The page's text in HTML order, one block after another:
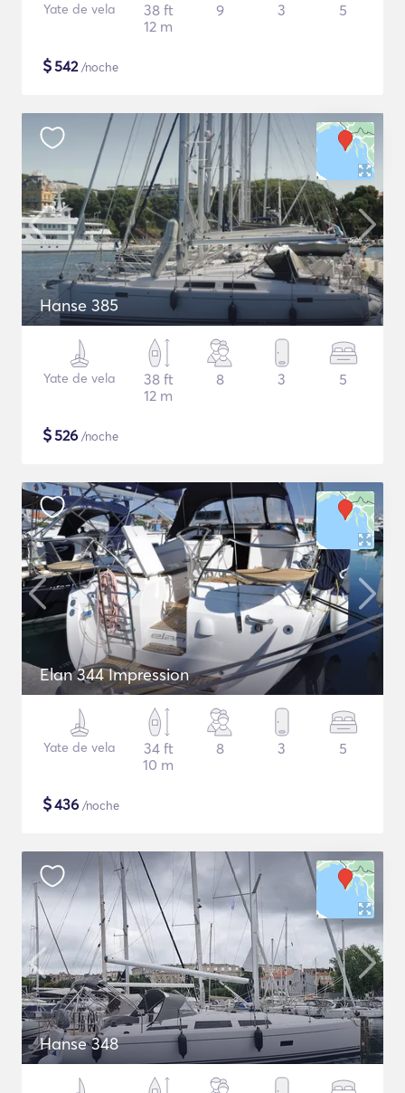
Yate de vela
38 ft
12 m
9 3 5
$542/noche
Hanse 385
Yate de vela
38 ft
12 m
8 3 5
$526 /noche
Elan 344 Impression
Yate de vela
34 ft
10 m
8 3 5
$436 /noche
Hanse 348